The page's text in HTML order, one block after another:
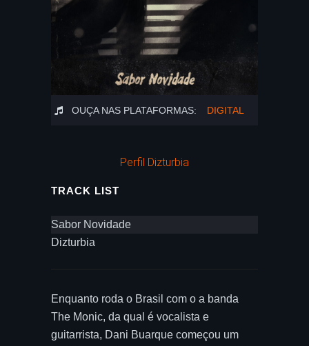
OUÇA NAS PLATAFORMAS: DIGITAL
Perfil Dizturbia
TRACK LIST
Sabor Novidade
Dizturbia
Enquanto roda o Brasil com o a banda
The Monic, da qual é vocalista e
guitarrista, Dani Buarque começou um